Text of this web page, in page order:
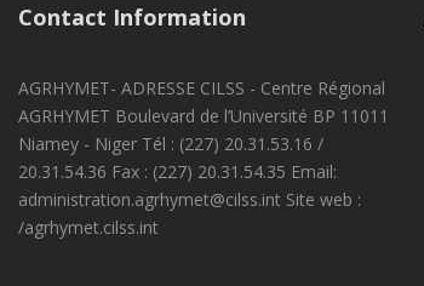
Contact Information
AGRHYMET- ADRESSE CILSS - Centre Régional
AGRHYMET Boulevard de l’Université BP 11011
Niamey - Niger Tél : (227) 20.31.53.16 /
20.31.54.36 Fax : (227) 20.31.54.35 Email:
administration.agrhymet@cilss.int Site web :
/agrhymet.cilss.int